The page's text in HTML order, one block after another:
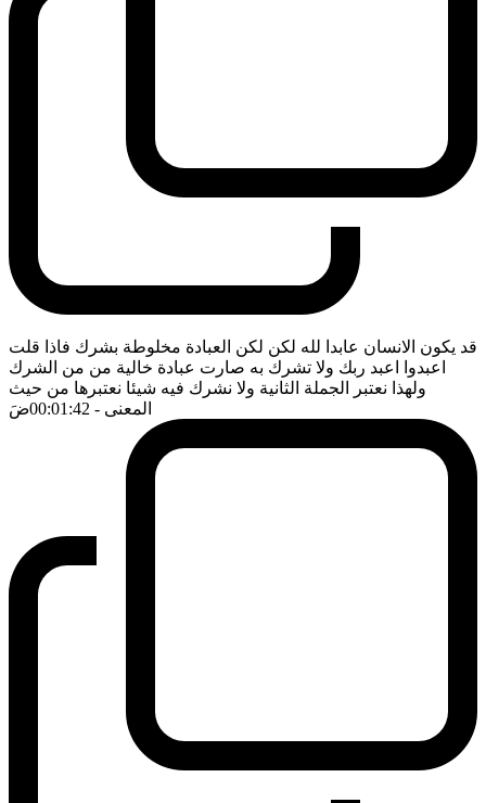
قد يكون الانسان عابدا لله لكن لكن العبادة مخلوطة بشرك فاذا قلت
اعبدوا اعبد ربك ولا تشرك به صارت عبادة خالية من من الشرك
ولهذا نعتبر الجملة الثانية ولا نشرك فيه شيئا نعتبرها من حيث
المعنى - 00:01:42 ضَ